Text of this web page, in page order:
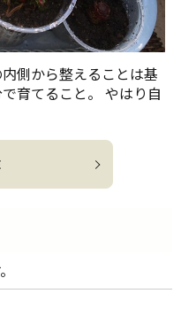
側から整えることは基
育てること。 やはり自